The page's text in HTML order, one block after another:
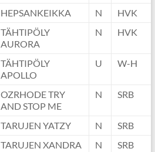
HEPSANKEIKKA N
HVK
TÄHTIPÖLY
AURORA
N HVK
TÄHTIPÖLY
APOLLO
U W-H
OZRHODE TRY
AND STOP ME
N SRB
TARUJEN YATZY N
SRB
TARUJEN XANDRA N
SRB